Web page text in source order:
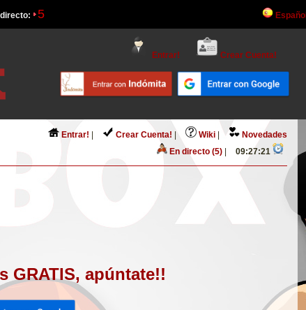
directo: 5 Español
Entrar! Crear Cuenta!
Entrar! Crear Cuenta! Wiki
Novedades
En directo (5)
09:27:22
GRATIS, apúntate!!